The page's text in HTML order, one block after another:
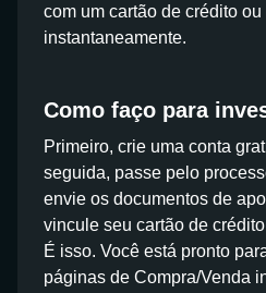
com um cartão de crédito
instantaneamente.
Como faço para
Primeiro, crie uma conta
seguida, passe pelo
envie os documentos de
vincule seu cartão de
É isso. Você está pronto
páginas de Compra/Venda